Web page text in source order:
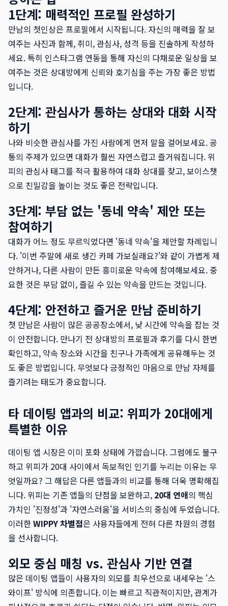
1단계: 매력적인 프로필 완성하기
만남의 첫인상은 프로필에서 시작됩니다. 자신의 매력을 잘 보
여주는 사진과 함께, 취미, 관심사, 성격 등을 진솔하게 작성하
세요. 특히 인스타그램 연동을 통해 자신의 다채로운 일상을 보
여주는 것은 상대방에게 신뢰와 호기심을 주는 가장 좋은 방법
입니다.
2단계: 관심사가 통하는 상대와 대화 시작
하기
나와 비슷한 관심사를 가진 사람에게 먼저 말을 걸어보세요. 공
통의 주제가 있으면 대화가 훨씬 자연스럽고 즐거워집니다. 위
피의 관심사 태그를 적극 활용하여 대화 상대를 찾고, 보이스챗
으로 친밀감을 높이는 것도 좋은 전략입니다.
3단계: 부담 없는 '동네 약속' 제안 또는
참여하기
대화가 어느 정도 무르익었다면 '동네 약속'을 제안할 차례입니
다. '이번 주말에 새로 생긴 카페 가보실래요?'와 같이 가볍게 제
안하거나, 다른 사람이 만든 흥미로운 약속에 참여해보세요. 중
요한 것은 부담 없이, 즐길 수 있는 약속을 만드는 것입니다.
4단계: 안전하고 즐거운 만남 준비하기
첫 만남은 사람이 많은 공공장소에서, 낮 시간에 약속을 잡는 것
이 안전합니다. 만나기 전 상대방의 프로필과 후기를 다시 한번
확인하고, 약속 장소와 시간을 친구나 가족에게 공유해두는 것
도 좋은 방법입니다. 무엇보다 긍정적인 마음으로 만남 자체를
즐기려는 태도가 중요합니다.
타 데이팅 앱과의 비교: 위피가 20대에게
특별한 이유
데이팅 앱 시장은 이미 포화 상태에 가깝습니다. 그럼에도 불구
하고 위피가 20대 사이에서 독보적인 인기를 누리는 이유는 무
엇일까요? 그 해답은 다른 앱들과의 비교를 통해 더욱 명확해집
니다. 위피는 기존 앱들의 단점을 보완하고, 20대 연애의 핵심
가치인 '진정성'과 '자연스러움'을 서비스의 중심에 두었습니다.
이러한WIPPY 차별점은 사용자들에게 전혀 다른 차원의 경험
을 선사합니다.
외모 중심 매칭 vs. 관심사 기반 연결
많은 데이팅 앱들이 사용자의 외모를 최우선으로 내세우는 '스
와이프' 방식에 의존합니다. 이는 빠르고 직관적이지만, 관계가